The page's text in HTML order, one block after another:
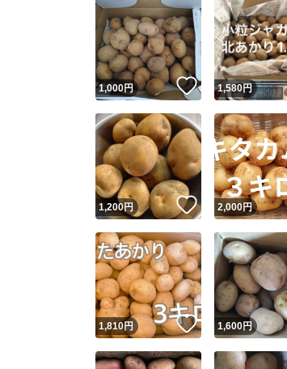
1,000円 いいね！
1,580円
1,200円 いいね！
2,000円
1,810円 いいね！
1,600円